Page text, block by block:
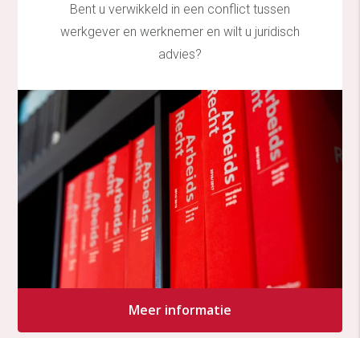
Bent u verwikkeld in een conflict tussen
werkgever en werknemer en wilt u juridisch
advies?
Meer informatie